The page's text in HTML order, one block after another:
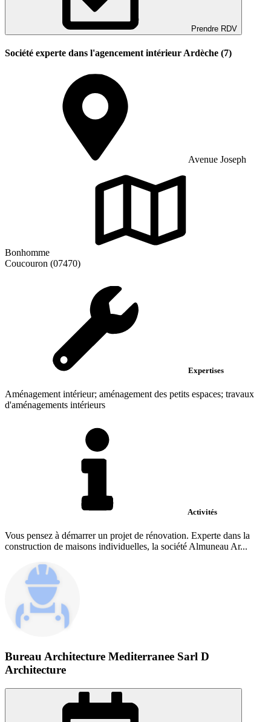
Prendre RDV
Société experte dans l'agencement intérieur Ardèche (7)
Avenue Joseph
Bonhomme
Coucouron (07470)
Expertises
Aménagement intérieur; aménagement des petits espaces; travaux
d'aménagements intérieurs
Activités
Vous pensez à démarrer un projet de rénovation. Experte dans la
construction de maisons individuelles, la société Almuneau Ar...
Bureau Architecture Mediterranee Sarl D
Architecture